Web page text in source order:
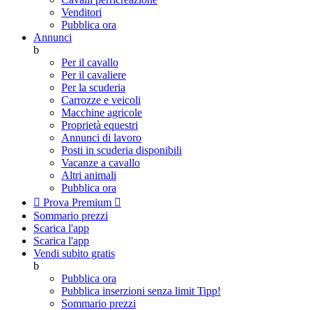
Venditori
Pubblica ora
Annunci
b
Per il cavallo
Per il cavaliere
Per la scuderia
Carrozze e veicoli
Macchine agricole
Proprietà equestri
Annunci di lavoro
Posti in scuderia disponibili
Vacanze a cavallo
Altri animali
Pubblica ora
 Prova Premium 
Sommario prezzi
Scarica l'app
Scarica l'app
Vendi subito gratis
b
Pubblica ora
Pubblica inserzioni senza limit Tipp!
Sommario prezzi